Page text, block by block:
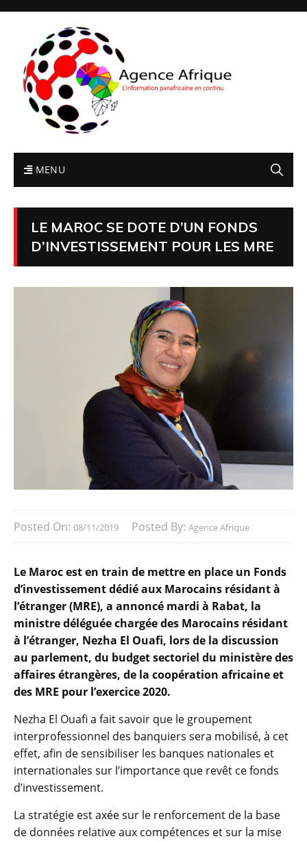
MENU
LE MAROC SE DOTE D’UN FONDS
D’INVESTISSEMENT POUR LES MRE
Posted On: 08/11/2019 Posted By: Agence Afrique
Le Maroc est en train de mettre en place un Fonds
d’investissement dédié aux Marocains résidant à
l’étranger (MRE), a annoncé mardi à Rabat, la
ministre déléguée chargée des Marocains résidant
à l’étranger, Nezha El Ouafi, lors de la discussion
au parlement, du budget sectoriel du ministère des
affaires étrangères, de la coopération africaine et
des MRE pour l’exercice 2020.
Nezha El Ouafi a fait savoir que le groupement
interprofessionnel des banquiers sera mobilisé, à cet
effet, afin de sensibiliser les banques nationales et
internationales sur l’importance que revêt ce fonds
d’investissement.
La stratégie est axée sur le renforcement de la base
de données relative aux compétences et sur la mise